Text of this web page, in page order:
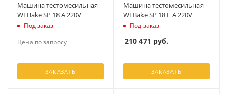
Машина тестомесильная
WLBake SP 18 A 220V
Под заказ
Цена по запросу
ЗАКАЗАТЬ
Машина тестомесильная
WLBake SP 18 E A 220V
Под заказ
210 471 руб.
ЗАКАЗАТЬ